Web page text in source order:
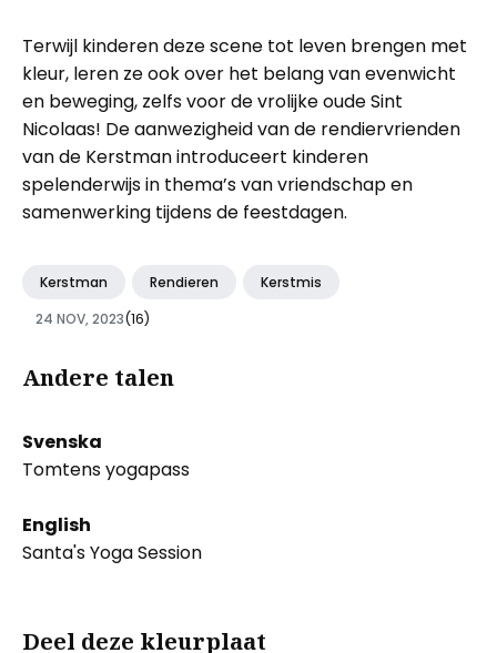
Terwijl kinderen deze scene tot leven brengen met
kleur, leren ze ook over het belang van evenwicht
en beweging, zelfs voor de vrolijke oude Sint
Nicolaas! De aanwezigheid van de rendiervrienden
van de Kerstman introduceert kinderen
spelenderwijs in thema’s van vriendschap en
samenwerking tijdens de feestdagen.
Kerstman Rendieren
Kerstmis
24 NOV, 2023(16)
Andere talen
Svenska
Tomtens yogapass
English
Santa's Yoga Session
Deel deze kleurplaat